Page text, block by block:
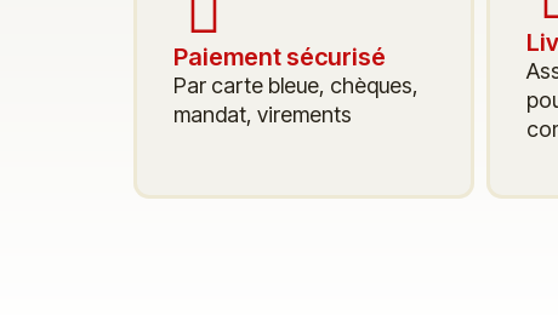
Paiement sécurisé
Par carte bleue, chèques,
mandat, virements